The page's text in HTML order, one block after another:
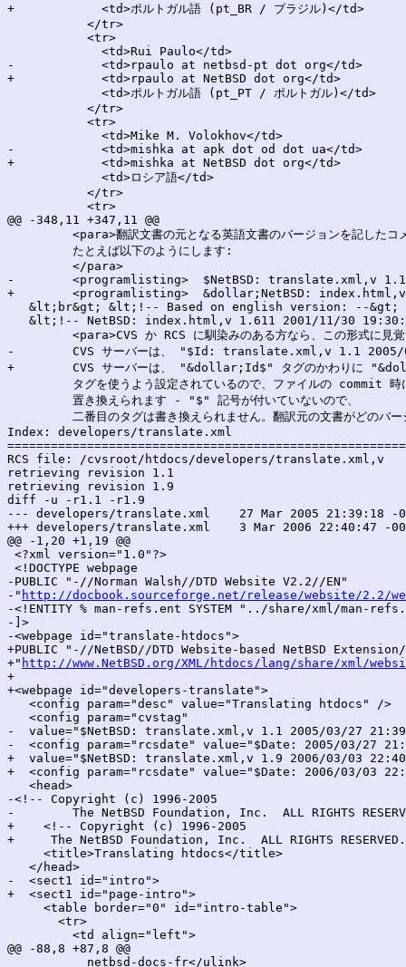
+            <td>ポルトガル語 (pt_BR / ブラジル)</td>
           </tr>
           <tr>
             <td>Rui Paulo</td>
-            <td>rpaulo at netbsd-pt dot org</td>
+            <td>rpaulo at NetBSD dot org</td>
             <td>ポルトガル語 (pt_PT / ポルトガル)</td>
           </tr>
           <tr>
             <td>Mike M. Volokhov</td>
-            <td>mishka at apk dot od dot ua</td>
+            <td>mishka at NetBSD dot org</td>
             <td>ロシア語</td>
           </tr>
           <tr>
@@ -348,11 +347,11 @@
<para>翻訳文書の元となる英語文書のバージョンを記したコ
         たとえば以下のようにします:
         </para>
-        <programlisting>  $NetBSD: translate.xml,v 1.1
+        <programlisting>  &dollar;NetBSD: index.html,v
   &lt;br&gt; &lt;!-- Based on english version: --&gt;
&lt;!-- NetBSD: index.html,v 1.611 2001/11/30
<para>CVS か RCS に馴染みのある方なら、この形式に見
-        CVS サーバーは、 "$Id: translate.xml,v 1.1 2005/
+        CVS サーバーは、 "&dollar;Id$" タグのかわりに
タグを使うよう設定されているので、ファイルの commit 時
         置き換えられます - "$" 記号が付いていないので、
二番目のタグは書き換えられません。翻訳元の文書がどのバー
Index: developers/translate.xml
RCS file: /cvsroot/htdocs/developers/translate.xml,v
retrieving revision 1.1
retrieving revision 1.9
diff -u -r1.1 -r1.9
--- developers/translate.xml	27 Mar 2005 21:39:18 -0000	1.1
+++ developers/translate.xml	3 Mar 2006 22:40:47 -0000	1.9
@@ -1,20 +1,19 @@
<?xml version="1.0"?>
<!DOCTYPE webpage
-PUBLIC "-//Norman Walsh//DTD Website V2.2//EN"
-" http://docbook.sourceforge.net/release/website/2.2/
-<!ENTITY % man-refs.ent SYSTEM "../share/xml/man-
-]>
-<webpage id="translate-htdocs">
+PUBLIC "-//NetBSD//DTD Website-based NetBSD
+" http://www.NetBSD.org/XML/htdocs/lang/share/xml/
+
+<webpage id="developers-translate">
   <config param="desc" value="Translating htdocs" />
   <config param="cvstag"
-  value="$NetBSD: translate.xml,v 1.1 2005/03/27
-  <config param="rcsdate" value="$Date: 2005/03/27
+  value="$NetBSD: translate.xml,v 1.9 2006/03/03
+  <config param="rcsdate" value="$Date: 2006/03/03
   <head>
-<!-- Copyright (c) 1996-2005
-        The NetBSD Foundation, Inc.  ALL RIGHTS
+    <!-- Copyright (c) 1996-2005
+     The NetBSD Foundation, Inc.  ALL RIGHTS
     <title>Translating htdocs</title>
   </head>
-  <sect1 id="intro">
+  <sect1 id="page-intro">
     <table border="0" id="intro-table">
       <tr>
         <td align="left">
@@ -88,8 +87,8 @@
           netbsd-docs-fr</ulink>